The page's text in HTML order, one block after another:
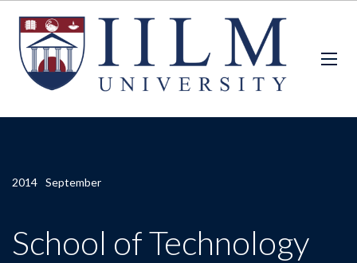
2014 September
School of Technology